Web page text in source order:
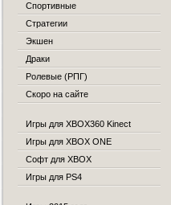
Спортивные
Стратегии
Экшен
Драки
Ролевые (РПГ)
Скоро на сайте
Игры для XBOX360 Kinect
Игры для XBOX ONE
Софт для XBOX
Игры для PS4